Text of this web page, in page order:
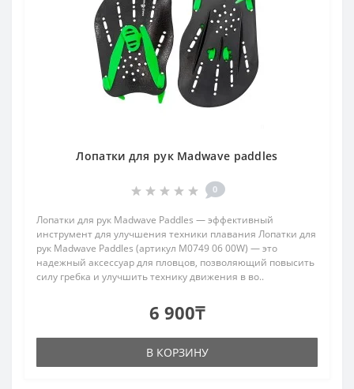
Лопатки для рук Madwave paddles
0
Лопатки для рук Madwave Paddles — эффективный
инструмент для улучшения техники плавания Лопатки для
рук Madwave Paddles (артикул M0749 06 00W) — это
надежный аксессуар для пловцов, позволяющий повысить
силу гребка и улучшить технику движения в во..
6 900₸
В КОРЗИНУ